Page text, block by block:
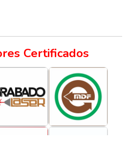
Certificados